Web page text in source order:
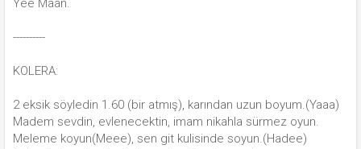
----------
KOLERA:
2 eksik söyledin 1.60 (bir atmış), karından uzun boyum.(Yaaa)
Madem sevdin, evlenecektin, imam nikahla sürmez oyun.
Meleme koyun(Meee), sen git kulisinde soyun.(Hadee)